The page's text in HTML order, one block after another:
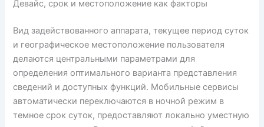
Девайс, срок и местоположение как факторы
Вид задействованного аппарата, текущее период суток
и географическое местоположение пользователя
делаются центральными параметрами для
определения оптимального варианта представления
сведений и доступных функций. Мобильные сервисы
автоматически переключаются в ночной режим в
темное срок суток, предоставляют локально уместную